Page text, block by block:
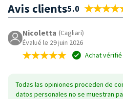
Avis clients5.0
Nicoletta (Cagliari)
Évalué le 29 juin 2026
Achat vérifié
Todas las opiniones proceden de
datos personales no se muestran